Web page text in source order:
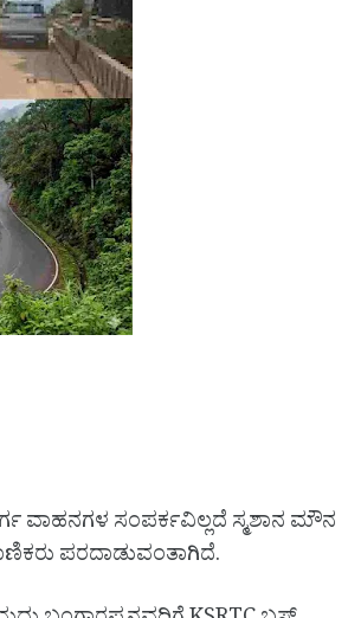
ವಾಹನಗಳ ಸಂಪರ್ಕವಿಲ್ಲದೆ ಸ್ಮಶಾನ ಮೌನ
ಪರದಾಡುವಂತಾಗಿದೆ.